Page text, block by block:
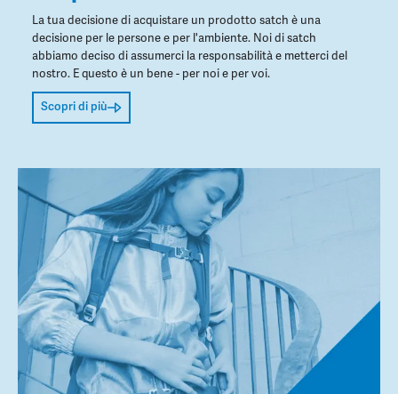
La tua decisione di acquistare un prodotto satch è una
decisione per le persone e per l'ambiente. Noi di satch
abbiamo deciso di assumerci la responsabilità e metterci del
nostro. E questo è un bene - per noi e per voi.
Scopri di più